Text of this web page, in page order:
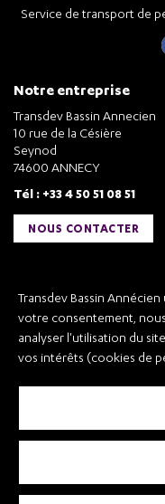
Transdev Bassin
votre consentement,
analyser l'utilisation du
vos intérêts (cookies de
Service de transport de
Notre entreprise
Transdev Bassin Annecien
10 rue de la Césière
Seynod
74600 ANNECY
Tél : +33 4 50 51 08 51
NOUS CONTACTER
Transdev Bassin Annécien
Recrutement
Conditions
Conditions